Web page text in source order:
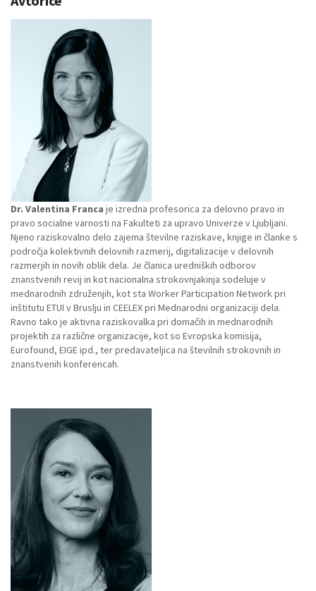
Dr. Valentina Franca je izredna profesorica za delovno pravo in
pravo socialne varnosti na Fakulteti za upravo Univerze v Ljubljani.
Njeno raziskovalno delo zajema številne raziskave, knjige in članke s
področja kolektivnih delovnih razmerij, digitalizacije v delovnih
razmerjih in novih oblik dela. Je članica uredniških odborov
znanstvenih revij in kot nacionalna strokovnjakinja sodeluje v
mednarodnih združenjih, kot sta Worker Participation Network pri
inštitutu ETUI v Bruslju in CEELEX pri Mednarodni organizaciji dela.
Ravno tako je aktivna raziskovalka pri domačih in mednarodnih
projektih za različne organizacije, kot so Evropska komisija,
Eurofound, EIGE ipd., ter predavateljica na številnih strokovnih in
znanstvenih konferencah.